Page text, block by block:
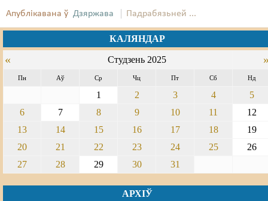
Апублікавана ў Дзяржава Падрабязьней ...
КАЛЯНДАР
« Студзень 2025
Пн Аў Ср Чц Пт Сб Нд
1 2 3 4
5
6
7 8 9 10 11
12
13
14 15 16 17 18
19
20
21 22 23 24 25
26
27
28 29 30 31
АРХІЎ
Пэнітэнцыярная сыстэма
Распальваньне варожасьці
Свабода сумленьня
Суд